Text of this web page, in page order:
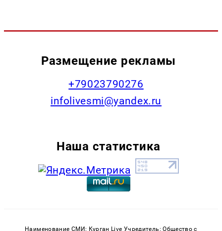
Размещение рекламы
+79023790276
infolivesmi@yandex.ru
Наша статистика
Наименование СМИ: Курган Live Учредитель: Общество с